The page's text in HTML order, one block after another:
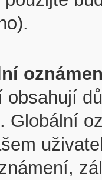
obsahují
Globální